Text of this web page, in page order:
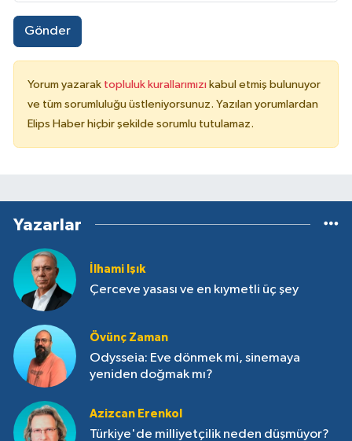
Gönder
Yorum yazarak topluluk kurallarımızı kabul etmiş bulunuyor
ve tüm sorumluluğu üstleniyorsunuz. Yazılan yorumlardan
Elips Haber hiçbir şekilde sorumlu tutulamaz.
Yazarlar
İlhami Işık
Çerceve yasası ve en kıymetli üç şey
Övünç Zaman
Odysseia: Eve dönmek mi, sinemaya
yeniden doğmak mı?
Azizcan Erenkol
Türkiye'de milliyetçilik neden düşmüyor?